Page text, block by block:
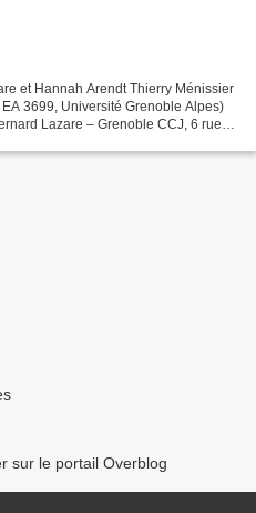
et Hannah Arendt Thierry Ménissier
3699, Université Grenoble Alpes)
Lazare – Grenoble CCJ, 6 rue
sur le portail Overblog